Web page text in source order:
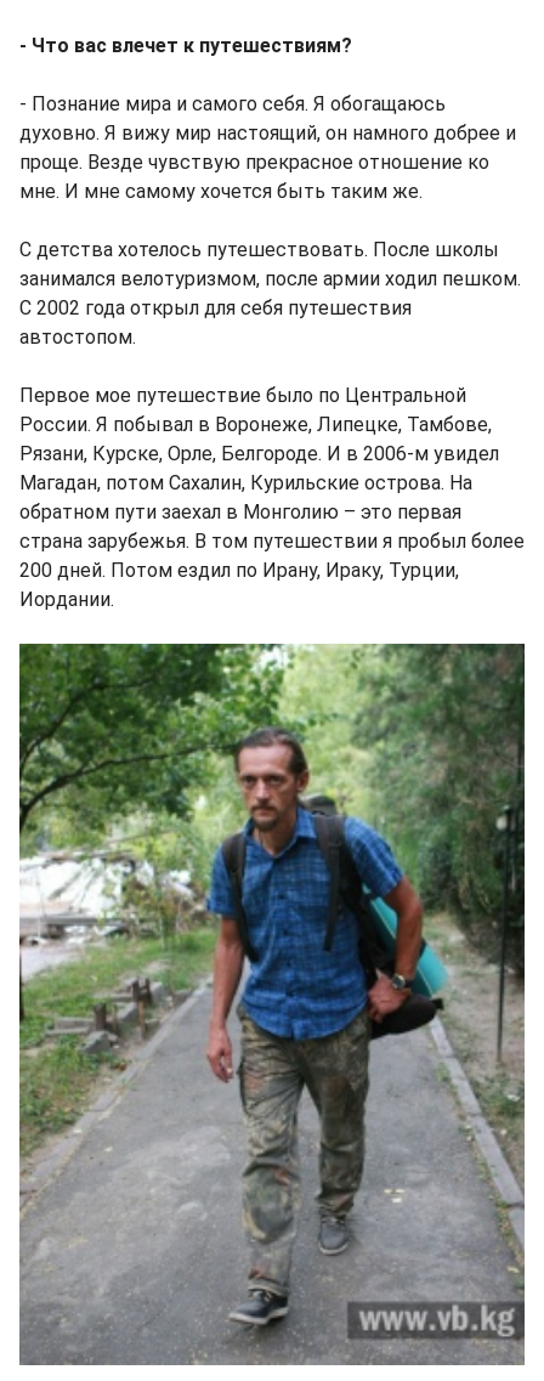
- Что вас влечет к путешествиям?
- Познание мира и самого себя. Я обогащаюсь
духовно. Я вижу мир настоящий, он намного добрее и
проще. Везде чувствую прекрасное отношение ко
мне. И мне самому хочется быть таким же.
С детства хотелось путешествовать. После школы
занимался велотуризмом, после армии ходил пешком.
С 2002 года открыл для себя путешествия
автостопом.
Первое мое путешествие было по Центральной
России. Я побывал в Воронеже, Липецке, Тамбове,
Рязани, Курске, Орле, Белгороде. И в 2006-м увидел
Магадан, потом Сахалин, Курильские острова. На
обратном пути заехал в Монголию – это первая
страна зарубежья. В том путешествии я пробыл более
200 дней. Потом ездил по Ирану, Ираку, Турции,
Иордании.